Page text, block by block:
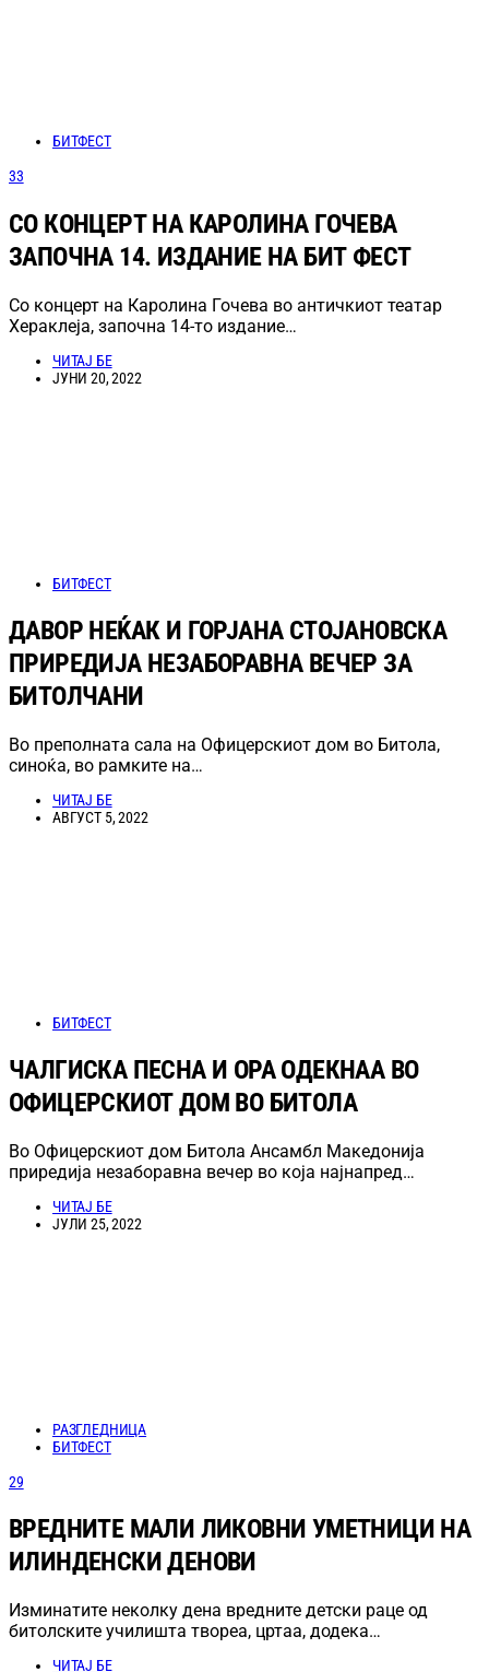
БИТФЕСТ
33
СО КОНЦЕРТ НА КАРОЛИНА ГОЧЕВА
ЗАПОЧНА 14. ИЗДАНИЕ НА БИТ ФЕСТ
Со концерт на Каролина Гочева во античкиот театар
Хераклеја, започна 14-то издание…
ЧИТАЈ БЕ
ЈУНИ 20, 2022
БИТФЕСТ
ДАВОР НЕЌАК И ГОРЈАНА СТОЈАНОВСКА
ПРИРЕДИЈА НЕЗАБОРАВНА ВЕЧЕР ЗА
БИТОЛЧАНИ
Во преполната сала на Офицерскиот дом во Битола,
синоќа, во рамките на…
ЧИТАЈ БЕ
АВГУСТ 5, 2022
БИТФЕСТ
ЧАЛГИСКА ПЕСНА И ОРА ОДЕКНАА ВО
ОФИЦЕРСКИОТ ДОМ ВО БИТОЛА
Во Офицерскиот дом Битола Ансамбл Македонија
приредија незаборавна вечер во која најнапред…
ЧИТАЈ БЕ
ЈУЛИ 25, 2022
РАЗГЛЕДНИЦА
БИТФЕСТ
29
ВРЕДНИТЕ МАЛИ ЛИКОВНИ УМЕТНИЦИ НА
ИЛИНДЕНСКИ ДЕНОВИ
Изминатите неколку дена вредните детски раце од
битолските училишта твореа, цртаа, додека…
ЧИТАЈ БЕ